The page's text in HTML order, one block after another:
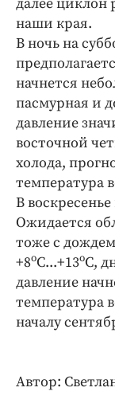
Блоги
Издания
Клиника
Бренд
наши края.
В ночь на
начнется
пасмурная и
давление
восточной
холода,
температура
В
Ожидается
тоже с
+8оС...+13оС,
давление
температура
началу
Автор: